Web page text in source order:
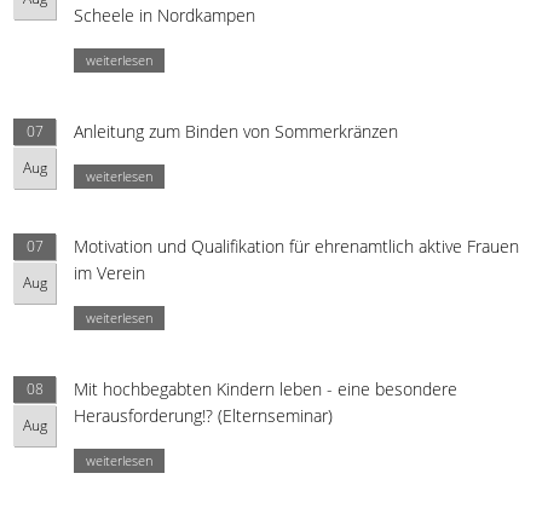
Scheele in Nordkampen
weiterlesen
07
Aug
Anleitung zum Binden von Sommerkränzen
weiterlesen
07
Aug
Motivation und Qualifikation für ehrenamtlich aktive Frauen
im Verein
weiterlesen
08
Aug
Mit hochbegabten Kindern leben - eine besondere
Herausforderung!? (Elternseminar)
weiterlesen